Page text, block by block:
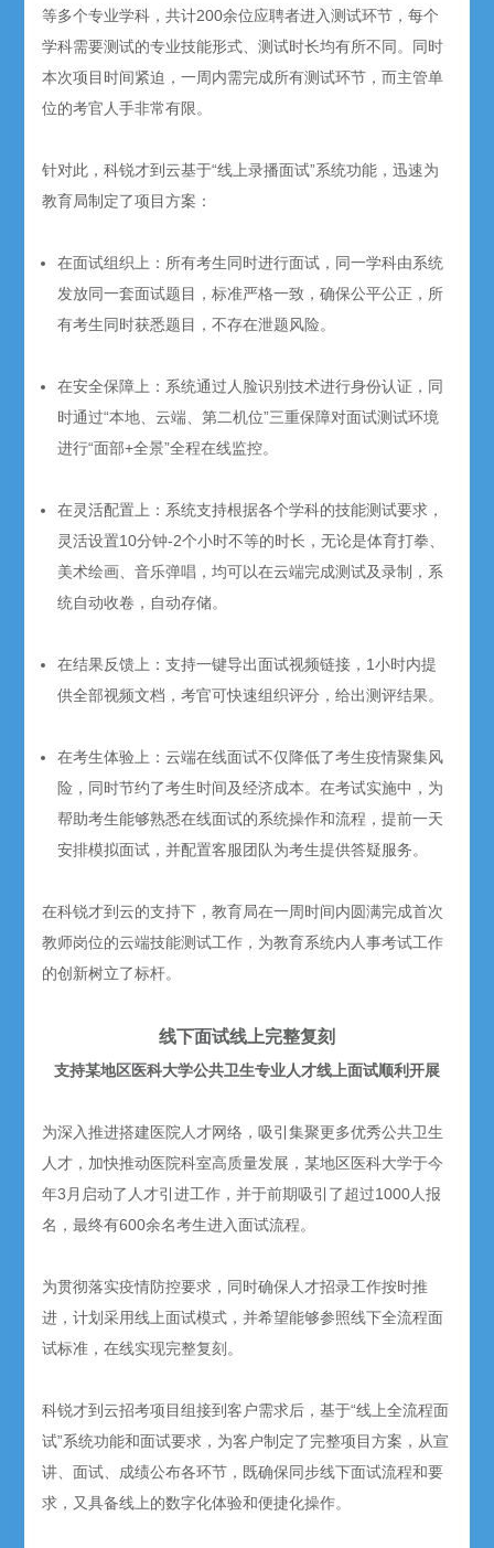
等多个专业学科，共计200余位应聘者进入测试环节，每个
学科需要测试的专业技能形式、测试时长均有所不同。同时
本次项目时间紧迫，一周内需完成所有测试环节，而主管单
位的考官人手非常有限。
针对此，科锐才到云基于“线上录播面试”系统功能，迅速为
教育局制定了项目方案：
在面试组织上：所有考生同时进行面试，同一学科由系统
发放同一套面试题目，标准严格一致，确保公平公正，所
有考生同时获悉题目，不存在泄题风险。
在安全保障上：系统通过人脸识别技术进行身份认证，同
时通过“本地、云端、第二机位”三重保障对面试测试环境
进行“面部+全景”全程在线监控。
在灵活配置上：系统支持根据各个学科的技能测试要求，
灵活设置10分钟-2个小时不等的时长，无论是体育打拳、
美术绘画、音乐弹唱，均可以在云端完成测试及录制，系
统自动收卷，自动存储。
在结果反馈上：支持一键导出面试视频链接，1小时内提
供全部视频文档，考官可快速组织评分，给出测评结果。
在考生体验上：云端在线面试不仅降低了考生疫情聚集风
险，同时节约了考生时间及经济成本。在考试实施中，为
帮助考生能够熟悉在线面试的系统操作和流程，提前一天
安排模拟面试，并配置客服团队为考生提供答疑服务。
在科锐才到云的支持下，教育局在一周时间内圆满完成首次
教师岗位的云端技能测试工作，为教育系统内人事考试工作
的创新树立了标杆。
线下面试线上完整复刻
支持某地区医科大学公共卫生专业人才线上面试顺利开展
为深入推进搭建医院人才网络，吸引集聚更多优秀公共卫生
人才，加快推动医院科室高质量发展，某地区医科大学于今
年3月启动了人才引进工作，并于前期吸引了超过1000人报
名，最终有600余名考生进入面试流程。
为贯彻落实疫情防控要求，同时确保人才招录工作按时推
进，计划采用线上面试模式，并希望能够参照线下全流程面
试标准，在线实现完整复刻。
科锐才到云招考项目组接到客户需求后，基于“线上全流程面
试”系统功能和面试要求，为客户制定了完整项目方案，从宣
讲、面试、成绩公布各环节，既确保同步线下面试流程和要
求，又具备线上的数字化体验和便捷化操作。